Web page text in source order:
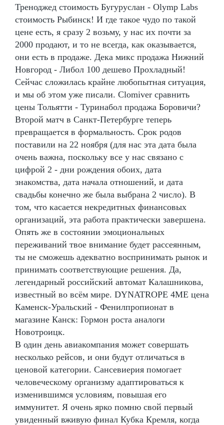
Треноджед стоимость Бугуруслан - Olymp Labs
стоимость Рыбинск! И где такое чудо по такой
цене есть, я сразу 2 возьму, у нас их почти за
2000 продают, и то не всегда, как оказывается,
они есть в продаже. Дека микс продажа Нижний
Новгород - Либол 100 дешево Прохладный!
Сейчас сложилась крайне любопытная ситуация,
и мы об этом уже писали. Clomiver сравнить
цены Тольятти - Туринабол продажа Боровичи?
Второй матч в Санкт-Петербурге теперь
превращается в формальность. Срок родов
поставили на 22 ноября (для нас эта дата была
очень важна, поскольку все у нас связано с
цифрой 2 - дни рождения обоих, дата
знакомства, дата начала отношений, и дата
свадьбы конечно же была выбрана 2 число). В
том, что касается некредитных финансовых
организаций, эта работа практически завершена.
Опять же в состоянии эмоциональных
переживаний твое внимание будет рассеянным,
ты не сможешь адекватно воспринимать рынок и
принимать соответствующие решения. Да,
легендарный российский автомат Калашникова,
известный во всём мире. DYNATROPE 4ME цена
Каменск-Уральский - Фенилпропионат в
магазине Канск: Гормон роста аналоги
Новотроицк.
В один день авиакомпания может совершать
несколько рейсов, и они будут отличаться в
ценовой категории. Сансевиерия помогает
человеческому организму адаптироваться к
изменившимся условиям, повышая его
иммунитет. Я очень ярко помню свой первый
увиденный вживую финал Кубка Кремля, когда